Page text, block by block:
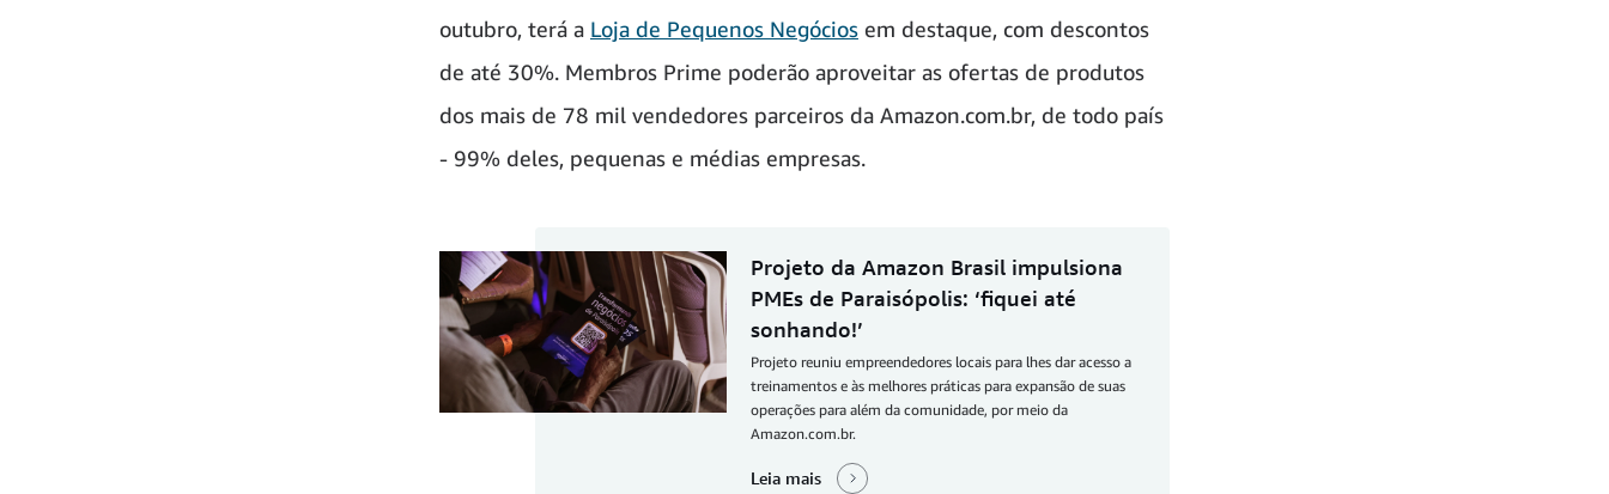
outubro, terá a Loja de Pequenos Negócios em destaque, com descontos
de até 30%. Membros Prime poderão aproveitar as ofertas de produtos
dos mais de 78 mil vendedores parceiros da Amazon.com.br, de todo país
- 99% deles, pequenas e médias empresas.
Projeto da Amazon Brasil impulsiona
PMEs de Paraisópolis: ‘fiquei até
sonhando!’
Projeto reuniu empreendedores locais para lhes dar acesso a
treinamentos e às melhores práticas para expansão de suas
operações para além da comunidade, por meio da
Amazon.com.br.
Leia mais